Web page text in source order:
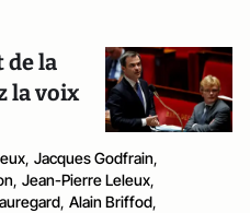
de la
la voix
, Jacques Godfrain,
, Jean-Pierre Leleux,
, Alain Briffod,